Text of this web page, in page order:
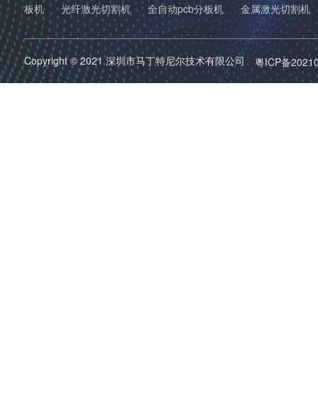
板机
光纤激光切割机 全自动pcb分板机 金属激光切割机
Copyright © 2021 深圳市马丁特尼尔技术有限公司 粤ICP备